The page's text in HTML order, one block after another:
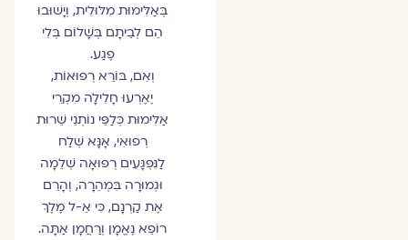
בְּאַלִּימוּת מִלּוּלִית, וְיָשׁוּבוּ
הֵם לְבֵיתָם בְּשָׁלוֹם בְּלִי
פֶגַע.
וְאִם, בּוֹרֵא רְפוּאוֹת,
יֶאֶרְעוּ חָלִילָה מִקְרֵי
אַלִּימוּת כְּלַפֵּי נוֹתְנֵי שֵׁרוּת
רְפוּאִי, אָנָּא שְׁלַח
לַנִּפְגָּעִים רְפוּאָה שְׁלֵמָה
וּגְמוּרָה בִּמְהֵרָה, וְהָרֵם
אֶת קַרְנָם, כִּי אֵ-ל מֶלֶךְ
רוֹפֵא נֶאֱמָן וְרַחֲמָן אַתָּה.